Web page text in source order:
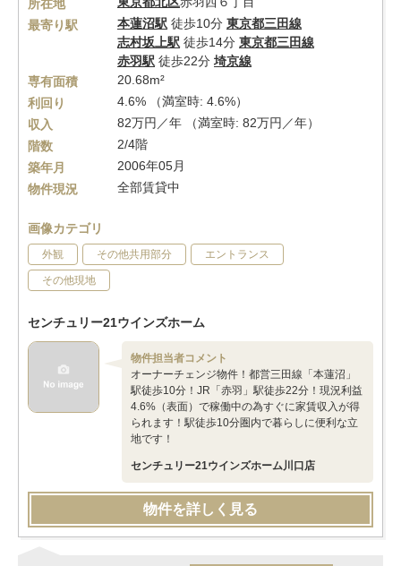
所在地
最寄り駅
本蓮沼駅 徒歩10分 東京都三田線
志村坂上駅 徒歩14分 東京都三田線
赤羽駅 徒歩22分 埼京線
専有面積
20.68m²
利回り
4.6% （満室時: 4.6%）
収入
82万円／年 （満室時: 82万円／年）
階数
2/4階
築年月
2006年05月
物件現況
全部賃貸中
画像カテゴリ
外観 その他共用部分 エントランス
その他現地
センチュリー21ウインズホーム
物件担当者コメント
オーナーチェンジ物件！都営三田線「本蓮沼」
駅徒歩10分！JR「赤羽」駅徒歩22分！現況利益
4.6%（表面）で稼働中の為すぐに家賃収入が得
られます！駅徒歩10分圏内で暮らしに便利な立
地です！
センチュリー21ウインズホーム川口店
物件を詳しく見る